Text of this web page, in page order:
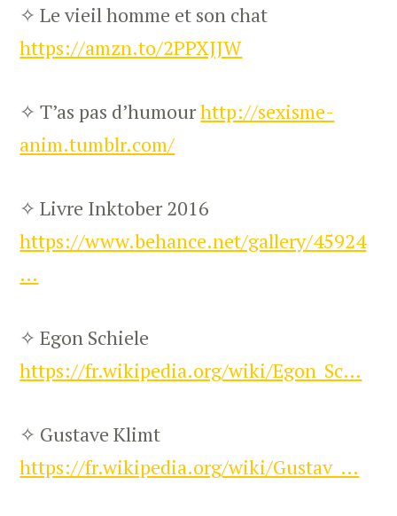
✧ Le vieil homme et son chat
https://amzn.to/2PPXJJW
✧ T’as pas d’humourhttp://sexisme-
anim.tumblr.com/
✧ Livre Inktober 2016
https://www.behance.net/gallery/45924
…
✧ Egon Schiele
https://fr.wikipedia.org/wiki/Egon_Sc…
✧ Gustave Klimt
https://fr.wikipedia.org/wiki/Gustav_…